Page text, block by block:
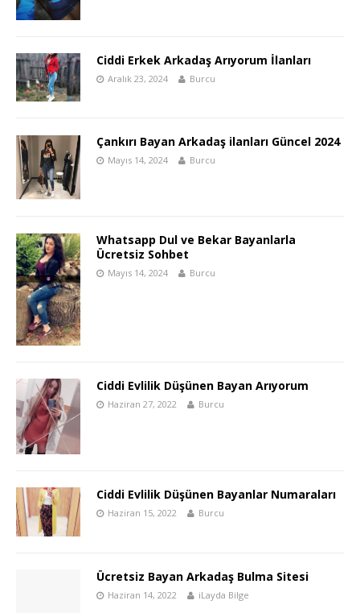
Ciddi Erkek Arkadaş Arıyorum İlanları
Aralık 23, 2024 Burcu
Çankırı Bayan Arkadaş ilanları Güncel 2024
Mayıs 14, 2024 Burcu
Whatsapp Dul ve Bekar Bayanlarla
Ücretsiz Sohbet
Mayıs 14, 2024 Burcu
Ciddi Evlilik Düşünen Bayan Arıyorum
Haziran 27, 2022 Burcu
Ciddi Evlilik Düşünen Bayanlar Numaraları
Haziran 15, 2022 Burcu
Ücretsiz Bayan Arkadaş Bulma Sitesi
Haziran 14, 2022 iLayda Bilge